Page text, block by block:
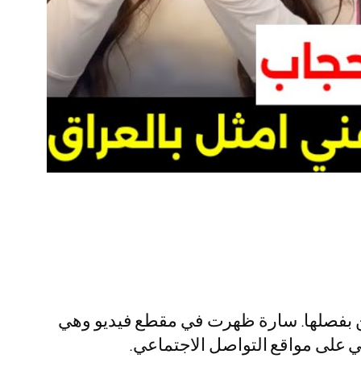
بفصلها. سارة ظهرت في مقطع فيديو وهي
على مواقع التواصل الاجتماعي.